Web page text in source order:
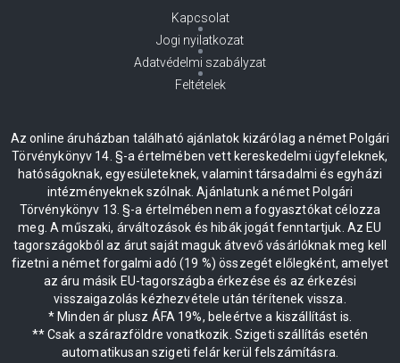
Kapcsolat
Jogi nyilatkozat
Adatvédelmi szabályzat
Feltételek
Az online áruházban található ajánlatok kizárólag a német Polgári
Törvénykönyv 14. §-a értelmében vett kereskedelmi ügyfeleknek,
hatóságoknak, egyesületeknek, valamint társadalmi és egyházi
intézményeknek szólnak. Ajánlatunk a német Polgári
Törvénykönyv 13. §-a értelmében nem a fogyasztókat célozza
meg. A műszaki, árváltozások és hibák jogát fenntartjuk. Az EU
tagországokból az árut saját maguk átvevő vásárlóknak meg kell
fizetni a német forgalmi adó (19 %) összegét előlegként, amelyet
az áru másik EU-tagországba érkezése és az érkezési
visszaigazolás kézhezvétele után térítenek vissza.
* Minden ár plusz ÁFA 19%, beleértve a kiszállítást is.
** Csak a szárazföldre vonatkozik. Szigeti szállítás esetén
automatikusan szigeti felár kerül felszámításra.